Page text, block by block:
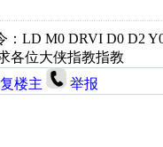
LD M0 DRVI D0 D2
各位大侠指教指教
楼主 举报